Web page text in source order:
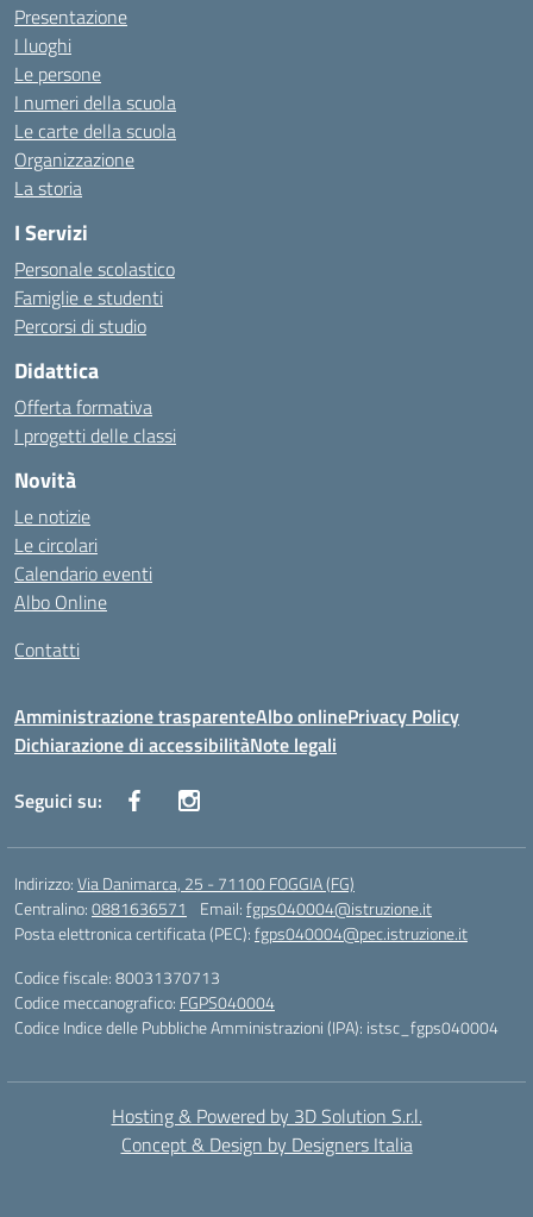
Presentazione
I luoghi
Le persone
I numeri della scuola
Le carte della scuola
Organizzazione
La storia
I Servizi
Personale scolastico
Famiglie e studenti
Percorsi di studio
Didattica
Offerta formativa
I progetti delle classi
Novità
Le notizie
Le circolari
Calendario eventi
Albo Online
Contatti
Amministrazione trasparenteAlbo onlinePrivacy Policy
Dichiarazione di accessibilitàNote legali
Seguici su:
Indirizzo:Via Danimarca, 25 - 71100 FOGGIA (FG)
Centralino:0881636571 Email:fgps040004@istruzione.it
Posta elettronica certificata (PEC):fgps040004@pec.istruzione.it
Codice fiscale: 80031370713
Codice meccanografico: FGPS040004
Codice Indice delle Pubbliche Amministrazioni (IPA): istsc_fgps040004
Hosting & Powered by 3D Solution S.r.l.
Concept & Design by Designers Italia